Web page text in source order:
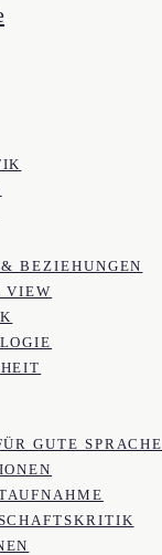
BEZIEHUNGEN
VIEW
GUTE SPRACHE